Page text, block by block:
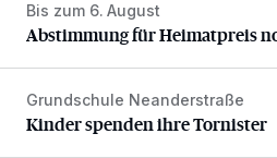
Abstimmung für Heimatpreis
Bis zum 6. August
Abstimmung für Heimatpreis
Kinder spenden ihre Tornister
Grundschule Neanderstraße
Kinder spenden ihre Tornister